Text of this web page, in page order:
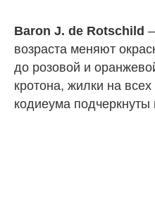
Baron J. de Rotschild
возраста меняют
до розовой и
кротона, жилки на всех
кодиеума